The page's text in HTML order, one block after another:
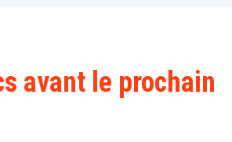
XRP
(XRP)
avant le prochain